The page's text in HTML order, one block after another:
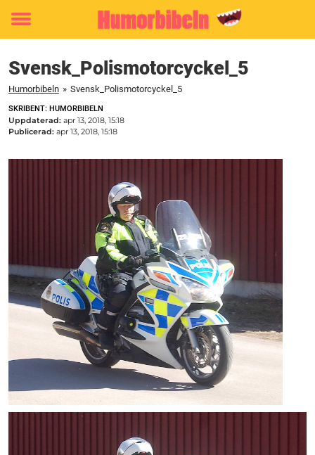
Toggle
Svensk_Polismotorcyckel_5
Humorbibeln » Svensk_Polismotorcyckel_5
SKRIBENT: HUMORBIBELN
Uppdaterad: apr 13, 2018, 15:18
Publicerad: apr 13, 2018, 15:18